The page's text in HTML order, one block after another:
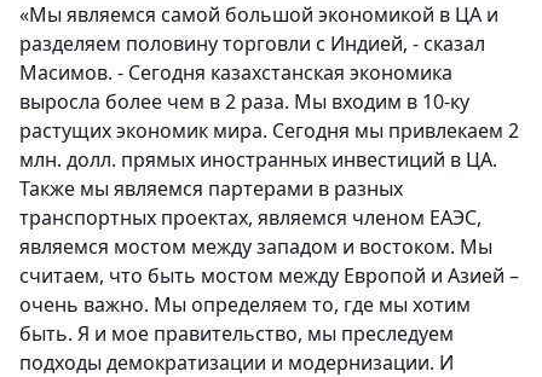
«Мы являемся самой большой экономикой в ЦА и
разделяем половину торговли с Индией, - сказал
Масимов. - Сегодня казахстанская экономика
выросла более чем в 2 раза. Мы входим в 10-ку
растущих экономик мира. Сегодня мы привлекаем 2
млн. долл. прямых иностранных инвестиций в ЦА.
Также мы являемся партерами в разных
транспортных проектах, являемся членом ЕАЭС,
являемся мостом между западом и востоком. Мы
считаем, что быть мостом между Европой и Азией –
очень важно. Мы определяем то, где мы хотим
быть. Я и мое правительство, мы преследуем
подходы демократизации и модернизации. И